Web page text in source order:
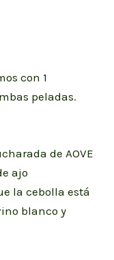
con 1
peladas.
de AOVE
ajo
la cebolla está
blanco y